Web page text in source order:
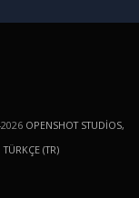
OPENSHOT STUDIOS,
TÜRKÇE (TR)